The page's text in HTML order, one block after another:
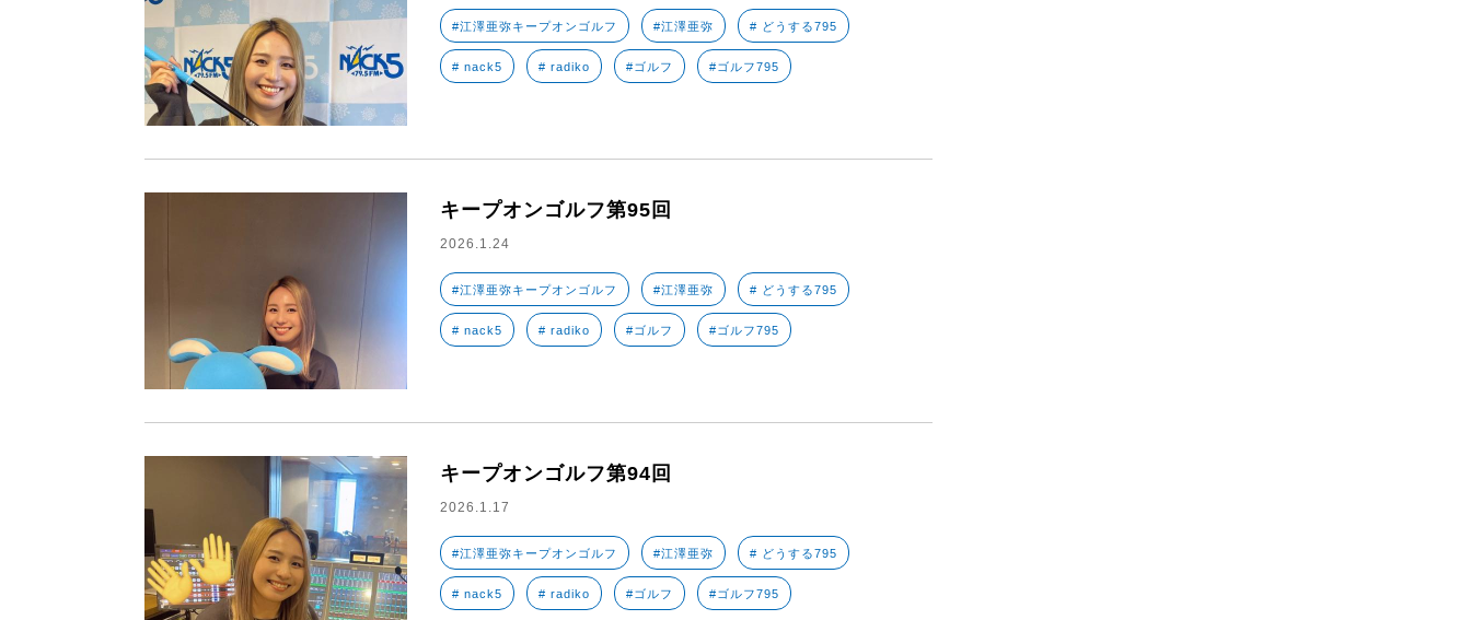
#江澤亜弥キープオンゴルフ #江澤亜弥 # どうする795
# nack5 # radiko #ゴルフ #ゴルフ795
キープオンゴルフ第95回
2026.1.24
#江澤亜弥キープオンゴルフ #江澤亜弥 # どうする795
# nack5 # radiko #ゴルフ #ゴルフ795
キープオンゴルフ第94回
2026.1.17
#江澤亜弥キープオンゴルフ #江澤亜弥 # どうする795
# nack5 # radiko #ゴルフ #ゴルフ795